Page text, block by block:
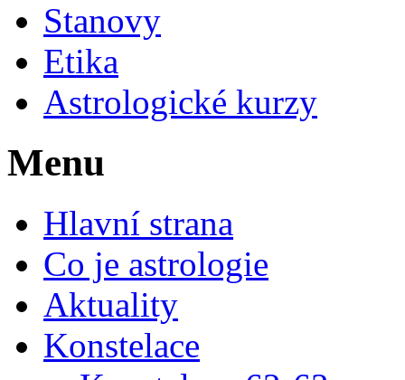
Stanovy
Etika
Astrologické kurzy
Menu
Hlavní strana
Co je astrologie
Aktuality
Konstelace